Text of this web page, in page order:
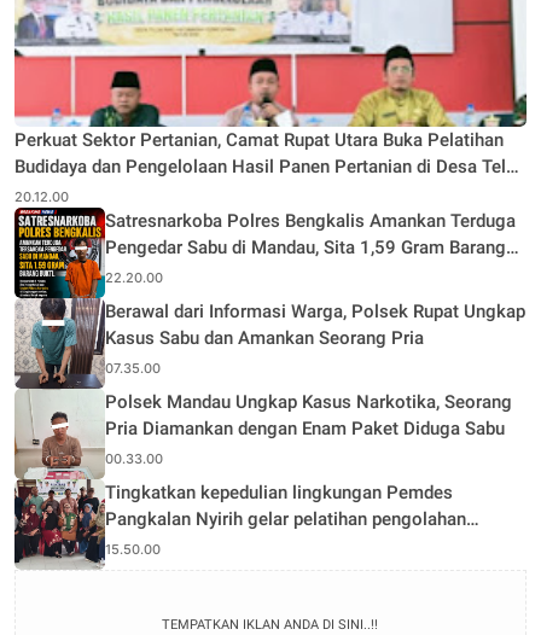
Perkuat Sektor Pertanian, Camat Rupat Utara Buka Pelatihan
Budidaya dan Pengelolaan Hasil Panen Pertanian di Desa Teluk
Rhu
20.12.00
Satresnarkoba Polres Bengkalis Amankan Terduga
Pengedar Sabu di Mandau, Sita 1,59 Gram Barang
Bukti
22.20.00
Berawal dari Informasi Warga, Polsek Rupat Ungkap
Kasus Sabu dan Amankan Seorang Pria
07.35.00
Polsek Mandau Ungkap Kasus Narkotika, Seorang
Pria Diamankan dengan Enam Paket Diduga Sabu
00.33.00
Tingkatkan kepedulian lingkungan Pemdes
Pangkalan Nyirih gelar pelatihan pengolahan
Limbah
15.50.00
TEMPATKAN IKLAN ANDA DI SINI..!!